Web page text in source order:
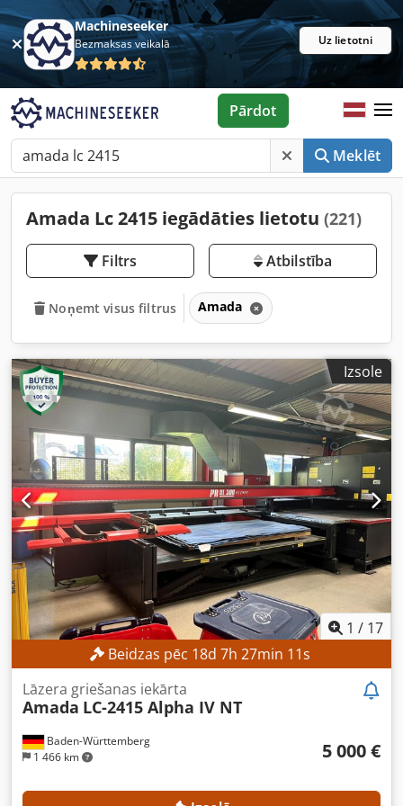
Machineseeker
Bezmaksas veikalā Uz lietotni
Meklēt
Pārdot
Amada Lc 2415 iegādāties lietotu (221)
Filtrs Atbilstība
Noņemt visus filtrus Amada
Izsole
1 / 17
Beidzas pēc18d7h27min8s
Baden-Württemberg
1 466 km
Lāzera griešanas iekārta
Amada LC-2415 Alpha IV NT
5 000 €